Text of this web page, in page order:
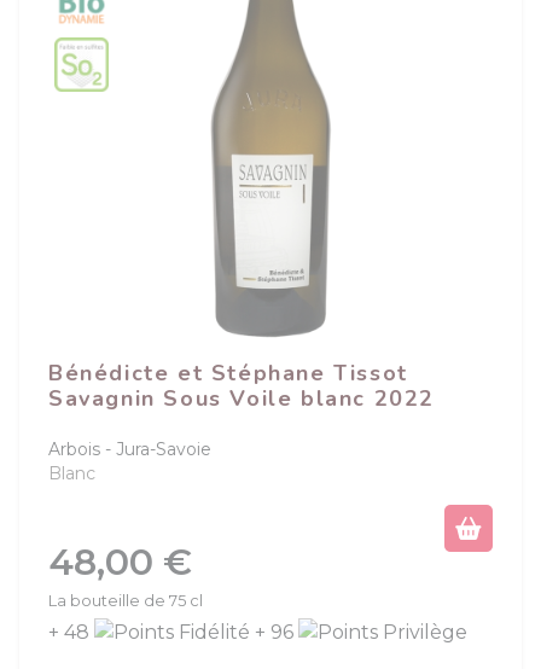
Bénédicte et Stéphane Tissot
Savagnin Sous Voile blanc 2022
Arbois
Jura-Savoie
Blanc
Prix
48,00 €
La bouteille de 75 cl
+ 48 + 96